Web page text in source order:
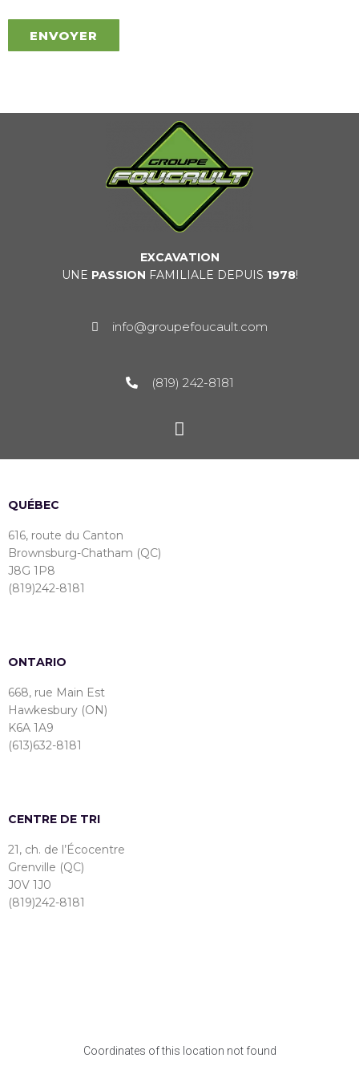
ENVOYER
EXCAVATION
UNE PASSION FAMILIALE DEPUIS 1978!
info@groupefoucault.com
(819) 242-8181
QUÉBEC
616, route du Canton
Brownsburg-Chatham (QC)
J8G 1P8
(819)242-8181
ONTARIO
668, rue Main Est
Hawkesbury (ON)
K6A 1A9
(613)632-8181
CENTRE DE TRI
21, ch. de l’Écocentre
Grenville (QC)
J0V 1J0
(819)242-8181
Coordinates of this location not found